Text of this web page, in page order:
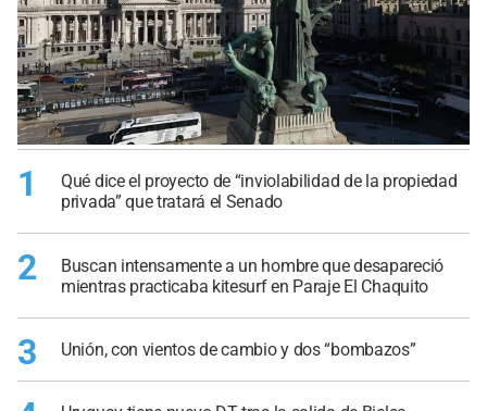
1
Qué dice el proyecto de “inviolabilidad de la propiedad
privada” que tratará el Senado
2
Buscan intensamente a un hombre que desapareció
mientras practicaba kitesurf en Paraje El Chaquito
3 Unión, con vientos de cambio y dos “bombazos”